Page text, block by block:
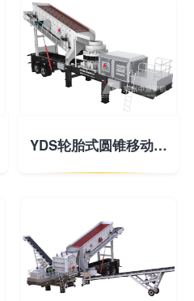
YDS轮胎式圆锥移动破碎站